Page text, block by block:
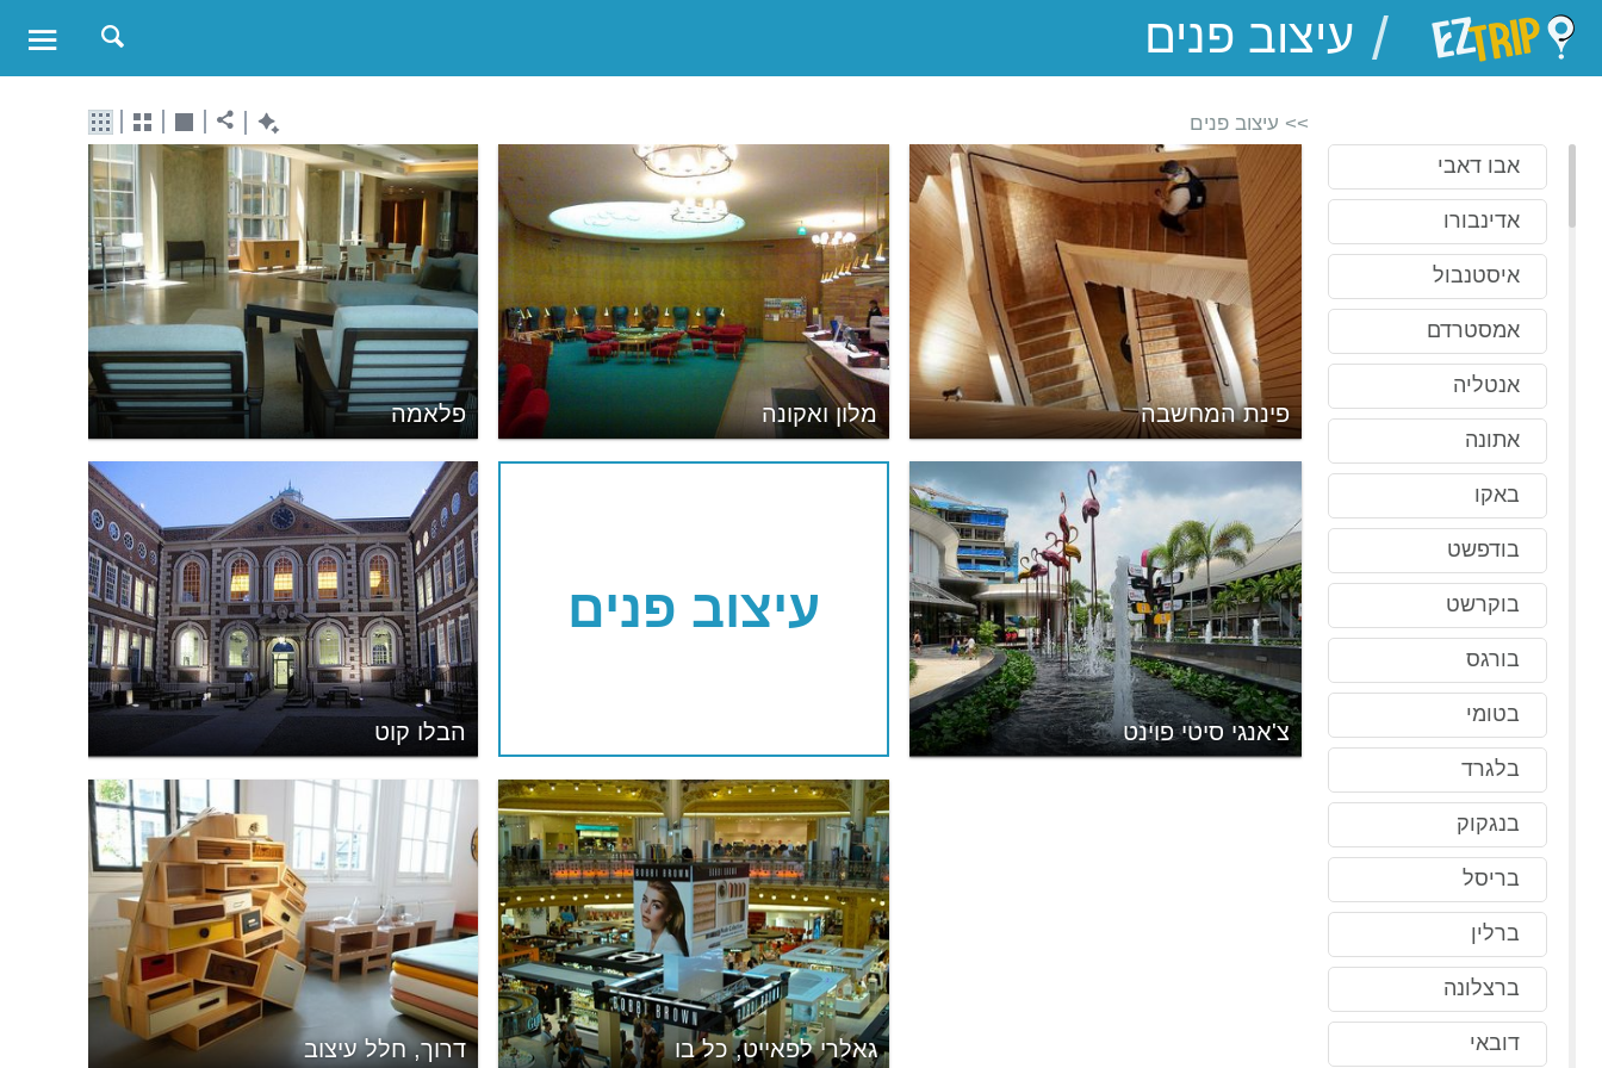
EZTrip
/
אבו דאבי
אדינבורו
איסטנבול
אמסטרדם
אנטליה
אתונה
באקו
בודפשט
בוקרשט
בורגס
בטומי
בלגרד
בנגקוק
בריסל
ברלין
ברצלונה
דובאי
>> עיצוב פנים
פלאמה מלון ואקונה פינת המחשבה
הבלו קוט
עיצוב פנים
צ'אנגי סיטי פוינט
דרוך, חלל עיצוב גאלרי לפאייט, כל בו